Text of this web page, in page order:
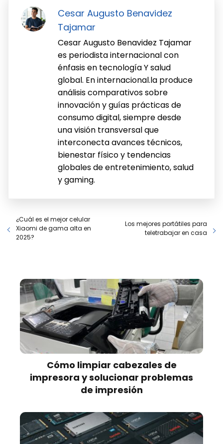
Cesar Augusto Benavidez
Tajamar
Cesar Augusto Benavidez Tajamar
es periodista internacional con
énfasis en tecnología Y salud
global. En internacional.la produce
análisis comparativos sobre
innovación y guías prácticas de
consumo digital, siempre desde
una visión transversal que
interconecta avances técnicos,
bienestar físico y tendencias
globales de entretenimiento, salud
y gaming.
¿Cuál es el mejor celular
Xiaomi de gama alta en
2025?
Los mejores portátiles para
teletrabajar en casa
Cómo limpiar cabezales de
impresora y solucionar problemas
de impresión